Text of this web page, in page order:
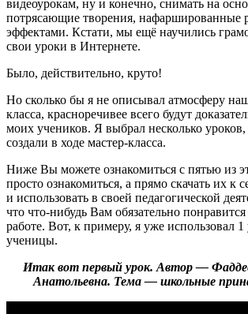
видеоурокам, ну и конечно, снимать на
потрясающие творения, нафаршированные
эффектами. Кстати, мы ещё научились
свои уроки в Интернете.
Было, действительно, круто!
Но сколько бы я не описывал атмосферу
класса, красноречивее всего будут
моих учеников. Я выбрал несколько
создали в ходе мастер-класса.
Ниже Вы можете ознакомиться с пятью из
просто ознакомиться, а прямо скачать их к
и использовать в своей педагогической
что что-нибудь Вам обязательно
работе. Вот, к примеру, я уже использовал
ученицы.
Итак вот первый урок. Автор —
Анатольевна. Тема — школьные